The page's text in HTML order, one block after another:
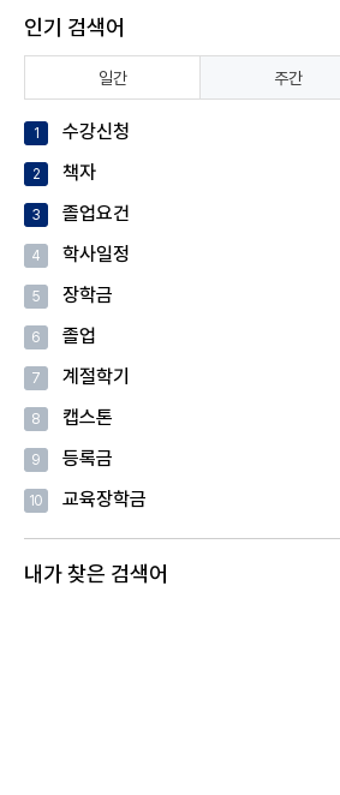
인기 검색어
일간 주간
1 수강신청
2 책자
3 졸업요건
4 학사일정
5 장학금
6 졸업
7 계절학기
8 캡스톤
9 등록금
10 교육장학금
내가 찾은 검색어